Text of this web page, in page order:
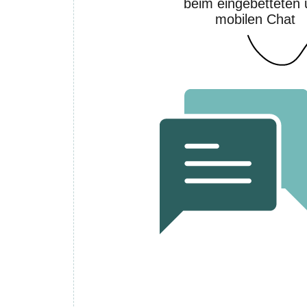
beim eingebetteten
mobilen Chat